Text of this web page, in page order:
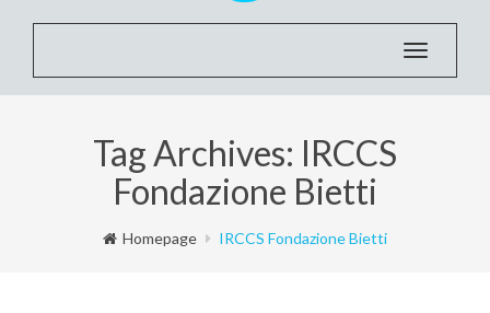
Toggle
Tag Archives: IRCCS
Fondazione Bietti
Homepage IRCCS Fondazione Bietti